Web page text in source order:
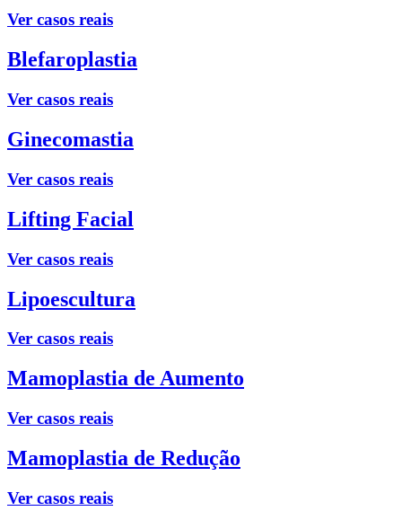
Ver casos reais
Blefaroplastia
Ver casos reais
Ginecomastia
Ver casos reais
Lifting Facial
Ver casos reais
Lipoescultura
Ver casos reais
Mamoplastia de Aumento
Ver casos reais
Mamoplastia de Redução
Ver casos reais